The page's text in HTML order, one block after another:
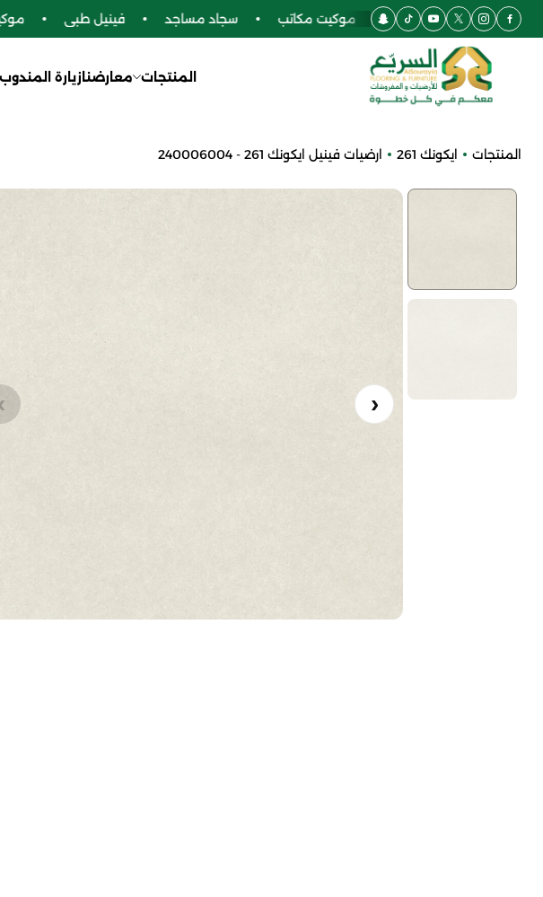
أرضيات SPC موكيت مكاتب سجاد مساجد فينيل طبي
المنتجات معارضنا زيارة المندوب
المنتجات ايكونك 261 ارضيات فينيل ايكونك 261 - 240006004